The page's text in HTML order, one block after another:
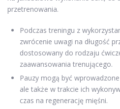
przetrenowania.
Podczas treningu z
zwrócenie uwagi na długość
dostosowany do rodzaju
zaawansowania trenującego.
Pauzy mogą być
ale także w trakcie ich
czas na regenerację mięśni.